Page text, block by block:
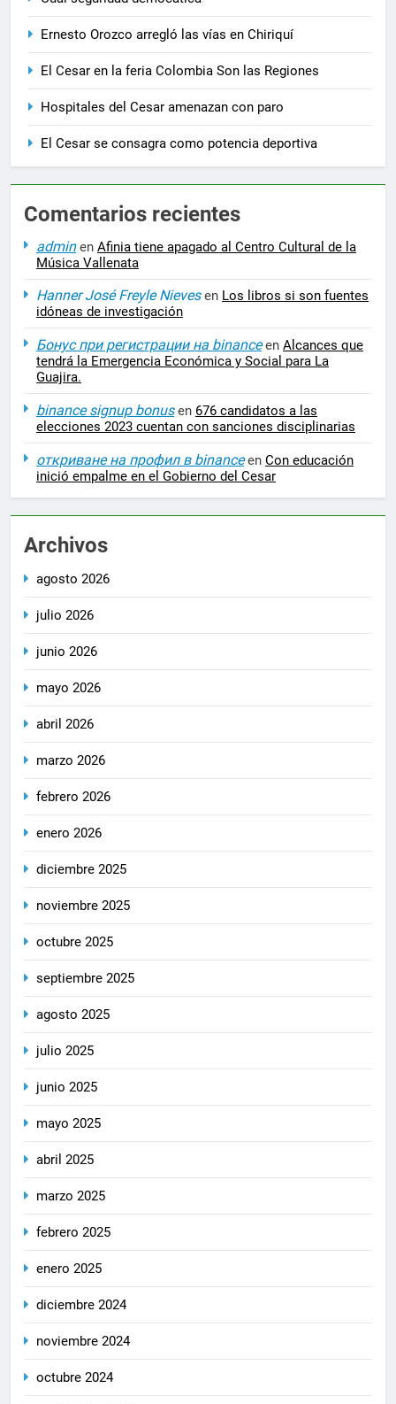
Ernesto Orozco arregló las vías en Chiriquí
El Cesar en la feria Colombia Son las Regiones
Hospitales del Cesar amenazan con paro
El Cesar se consagra como potencia deportiva
Comentarios recientes
adminen Afinia tiene apagado al Centro Cultural de la
Música Vallenata
Hanner José Freyle Nievesen Los libros si son fuentes
idóneas de investigación
Бонус при регистрации на binanceen Alcances que
tendrá la Emergencia Económica y Social para La
Guajira.
binance signup bonusen 676 candidatos a las
elecciones 2023 cuentan con sanciones disciplinarias
откриване на профил в binanceen Con educación
inició empalme en el Gobierno del Cesar
Archivos
agosto 2026
julio 2026
junio 2026
mayo 2026
abril 2026
marzo 2026
febrero 2026
enero 2026
diciembre 2025
noviembre 2025
octubre 2025
septiembre 2025
agosto 2025
julio 2025
junio 2025
mayo 2025
abril 2025
marzo 2025
febrero 2025
enero 2025
diciembre 2024
noviembre 2024
octubre 2024